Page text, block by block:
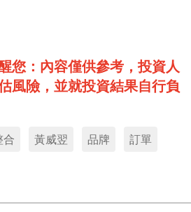
您：內容僅供參考，投資人
風險，並就投資結果自行負
合 黃威翌 品牌 訂單